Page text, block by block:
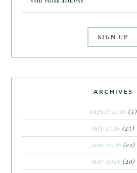
ARCHIVES
august 2026 (5)
july 2026 (25)
june 2026 (22)
may 2026 (20)